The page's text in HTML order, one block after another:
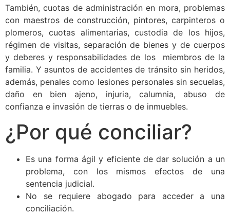
También, cuotas de administración en mora, problemas
con maestros de construcción, pintores, carpinteros o
plomeros, cuotas alimentarias, custodia de los hijos,
régimen de visitas, separación de bienes y de cuerpos
y deberes y responsabilidades de los miembros de la
familia. Y asuntos de accidentes de tránsito sin heridos,
además, penales como lesiones personales sin secuelas,
daño en bien ajeno, injuria, calumnia, abuso de
confianza e invasión de tierras o de inmuebles.
¿Por qué conciliar?
Es una forma ágil y eficiente de dar solución a un
problema, con los mismos efectos de una
sentencia judicial.
No se requiere abogado para acceder a una
conciliación.